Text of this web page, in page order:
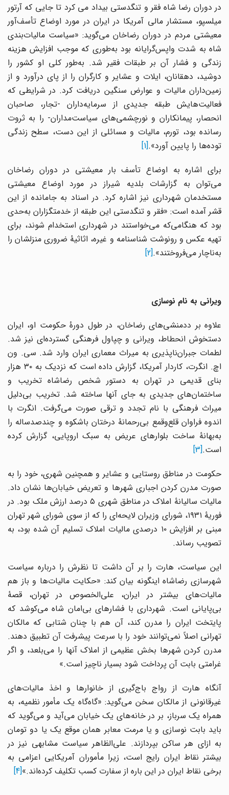
در دوران رضا شاه فقر و تنگدستی بیداد می کرد تا جایی که آرتور
میلسپو، مستشار مالی آمریکا در ایران در مورد اوضاع تأسف‌آور
معیشتی مردم در دوران رضاخان می‌گوید: «سیاست مالیات‌بندی
شاه به شدت واپس‌گرایانه بود به‌طوری که موجب افزایش هزینه
زندگی و فشار آن بر طبقات فقیر شد. به‌طور کلی او کشور را
دوشید، دهقانان، ایلات و عشایر و کارگران را از پای درآورد و از
زمین‌داران مالیات و عوارض سنگین دریافت کرد. در شرایطی که
فعالیت‌هایش طبقه جدیدی از سرمایه‌داران -تجار، صاحبان
انحصار، پیمانکاران و نورچشمی‌های سیاست‌مداران- را به ثروت
رسانده بود، تورم، مالیات و مسائلی از این دست، سطح زندگی
توده‌ها را پایین آورد».[1]
برای اشاره به اوضاع تأسف بار معیشتی در دوران رضاخان
می‌توان به گزارشات بلدیه شیراز در مورد اوضاع معیشتی
مستخدمان شهرداری نیز اشاره کرد. در اسناد به جامانده از این
قشر آمده است: «فقر و تنگدستی این طبقه از خدمتگزاران به‌حدی
بود که هنگامی‌که می‌خواستند در شهرداری استخدام شوند، برای
تهیه عکس و رونوشت شناسنامه و غیره، اثاﺛﻴﮥ ضروری منزلشان را
به‌ناچار می‌فروختند».[2]
ویرانی به نام نوسازی
علاوه بر ددمنشی‌های رضاخان، در طول دورۀ حکومت او، ایران
دستخوش انحطاط، ویرانی و چپاول فرهنگی گسترده‌ای نیز شد.
لطمات جبران‌ناپذیری به میراث معماری ایران وارد شد. سی. ون
اچ. انگرت، کاردار آمریکا، گزارش داده است که نزدیک به ۳۰ هزار
بنای قدیمی در تهران به دستور شخص رضاشاه تخریب و
ساختمان‌های جدیدی به جای آنها ساخته شد. تخریب بی‌دلیل
میراث فرهنگی با نام تجدد و ترقی صورت می‌گرفت. انگرت با
اندوه فراوان قلع‌وقمع بی‌رحمانۀ درختان باشکوه و چندصدساله را
به‌بهانۀ ساخت بلوارهای عریض به سبک اروپایی، گزارش کرده
است.[3]
حکومت در مناطق روستایی و عشایر و همچنین شهری، خود را به
صورت مدرن کردن اجباری شهرها و تعریض خیابان‌ها نشان داد.
مالیات سالیانۀ املاک در مناطق شهری ۵ درصد ارزش ملک بود. در
فوریۀ ۱۹۳۱، شورای وزیران لایحه‌ای را که از سوی شورای شهر تهران
مبنی بر افزایش ۱۰ درصدی مالیات املاک تسلیم آن شده بود، به
تصویب رساند.
این سیاست، هارت را بر آن داشت تا نظرش را درباره سیاست
شهرسازی رضاشاه اینگونه بیان کند: «حکایت مالیات‌ها و باز هم
مالیات‌های بیشتر در ایران، علی‌الخصوص در تهران، قصۀ
بی‌پایانی است. شهرداری با فشارهای بی‌امان شاه می‌کوشد که
پایتخت ایران را مدرن کند، آن هم با چنان شتابی که مالکان
تهرانی اصلاً نمی‌توانند خود را با سرعت پیشرفت آن تطبیق دهند.
مدرن کردن شهرها بخش عظیمی از املاک آنها را می‌بلعد، و اگر
غرامتی بابت آن پرداخت شود بسیار ناچیز است.»
آنگاه هارت از رواج باج‌گیری از خانوارها و اخذ مالیات‌های
غیرقانونی از مالکان سخن می‌گوید: «گاه‌گاه یک مأمور نظمیه، به
همراه یک سرباز، بر در خانه‌های یک خیابان می‌آید و می‌گوید که
باید بابت نوسازی و یا مرمت معابر همان موقع یک یا دو تومان
به ازای هر ساکن بپردازند. علی‌الظاهر سیاست مشابهی نیز در
بیشتر نقاط ایران رایج است، زیرا مأموران آمریکایی اعزامی به
برخی نقاط ایران در این باره از سفارت کسب تکلیف کرده‌اند.»[4]